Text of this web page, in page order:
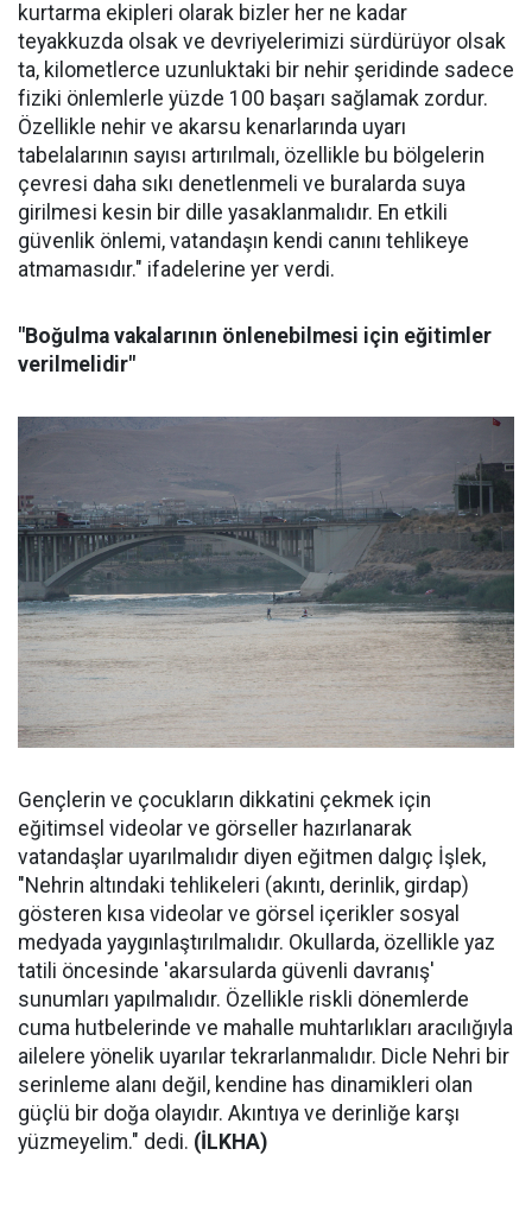
kurtarma ekipleri olarak bizler her ne kadar
teyakkuzda olsak ve devriyelerimizi sürdürüyor olsak
ta, kilometlerce uzunluktaki bir nehir şeridinde sadece
fiziki önlemlerle yüzde 100 başarı sağlamak zordur.
Özellikle nehir ve akarsu kenarlarında uyarı
tabelalarının sayısı artırılmalı, özellikle bu bölgelerin
çevresi daha sıkı denetlenmeli ve buralarda suya
girilmesi kesin bir dille yasaklanmalıdır. En etkili
güvenlik önlemi, vatandaşın kendi canını tehlikeye
atmamasıdır." ifadelerine yer verdi.
"Boğulma vakalarının önlenebilmesi için eğitimler
verilmelidir"
Gençlerin ve çocukların dikkatini çekmek için
eğitimsel videolar ve görseller hazırlanarak
vatandaşlar uyarılmalıdır diyen eğitmen dalgıç İşlek,
"Nehrin altındaki tehlikeleri (akıntı, derinlik, girdap)
gösteren kısa videolar ve görsel içerikler sosyal
medyada yaygınlaştırılmalıdır. Okullarda, özellikle yaz
tatili öncesinde 'akarsularda güvenli davranış'
sunumları yapılmalıdır. Özellikle riskli dönemlerde
cuma hutbelerinde ve mahalle muhtarlıkları aracılığıyla
ailelere yönelik uyarılar tekrarlanmalıdır. Dicle Nehri bir
serinleme alanı değil, kendine has dinamikleri olan
güçlü bir doğa olayıdır. Akıntıya ve derinliğe karşı
yüzmeyelim." dedi. (İLKHA)